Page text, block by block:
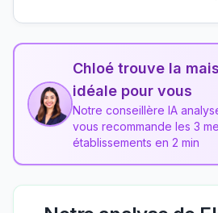
Chloé trouve la
idéale pour vous
Notre conseillère IA
vous recommande les 3
établissements en 2 min